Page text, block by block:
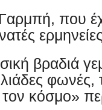
Γαρμπή, που
βραδιά
κόσμο»